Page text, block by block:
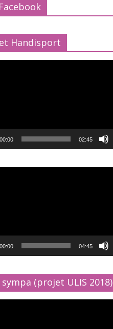
Handisport
00:00 02:45
00:00 04:45
sympa (projet ULIS 2018)